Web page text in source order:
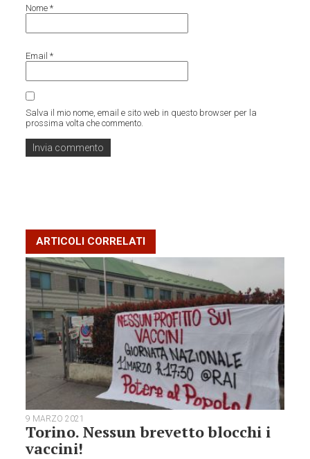
Nome*
Email*
Salva il mio nome, email e sito web in questo browser per la
prossima volta che commento.
ARTICOLI CORRELATI
9 MARZO 2021
Torino. Nessun brevetto blocchi i
vaccini!